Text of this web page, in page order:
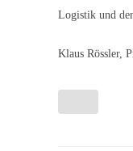
Logistik und
Klaus Rössler,